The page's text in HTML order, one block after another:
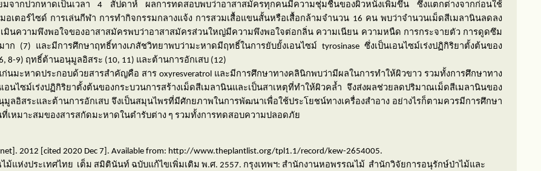
มจากปวกหาดเป็นเวลา 4 สัปดาห์ ผลการทดสอบพบว่าอาสาสมัครทุกคนมีความชุ่มชื้นของผิวหนังเพิ่มขึ้น ซึ่งแตกต่างจากก่อนใช้
ตอร์ไซด์ การเล่นกีฬา การทำกิจกรรมกลางแจ้ง การสวมเสื้อแขนสั้นหรือเสื้อกล้ามจำนวน 16 คน พบว่าจำนวนเม็ดสีเมลานินลดลง
มินความพึงพอใจของอาสาสมัครพบว่าอาสาสมัครส่วนใหญ่มีความพึงพอใจต่อกลิ่น ความเนียน ความหนืด การกระจายตัว การดูดซึม
าก (7) และมีการศึกษาฤทธิ์ทางเภสัชวิทยาพบว่ามะหาดมีฤทธิ์ในการยับยั้งเอนไซม์ tyrosinase ซึ่งเป็นเอนไซม์เร่งปฏิกิริยาตั้งต้นของ
8-9) ฤทธิ์ต้านอนุมูลอิสระ (10, 11) และต้านการอักเสบ (12)
นมะหาดประกอบด้วยสารสำคัญคือ สารoxyresveratrol และมีการศึกษาทางคลินิกพบว่ามีผลในการทำให้ผิวขาว รวมทั้งการศึกษาทาง
เอนไซม์เร่งปฏิกิริยาตั้งต้นของกระบวนการสร้างเม็ดสีเมลานินและเป็นสาเหตุที่ทำให้ผิวคล้ำ จึงส่งผลช่วยลดปริมาณเม็ดสีเมลานินของ
อิสระและต้านการอักเสบ จึงเป็นสมุนไพรที่มีศักยภาพในการพัฒนาเพื่อใช้ประโยชน์ทางเครื่องสำอาง อย่างไรก็ตามควรมีการศึกษา
เหมาะสมของสารสกัดมะหาดในตำรับต่าง ๆ รวมทั้งการทดสอบความปลอดภัย
2012 [ cited 2020 Dec 7]. Available from: http://www.theplantlist.org/tpl1.1/record/kew-2654005.
ม้แห่งประเทศไทย เต็ม สมิตินันท์ ฉบับแก้ไขเพิ่มเติม พ.ศ. 2557. กรุงเทพฯ: สำนักงานหอพรรณไม้ สำนักวิจัยการอนุรักษ์ป่าไม้และ